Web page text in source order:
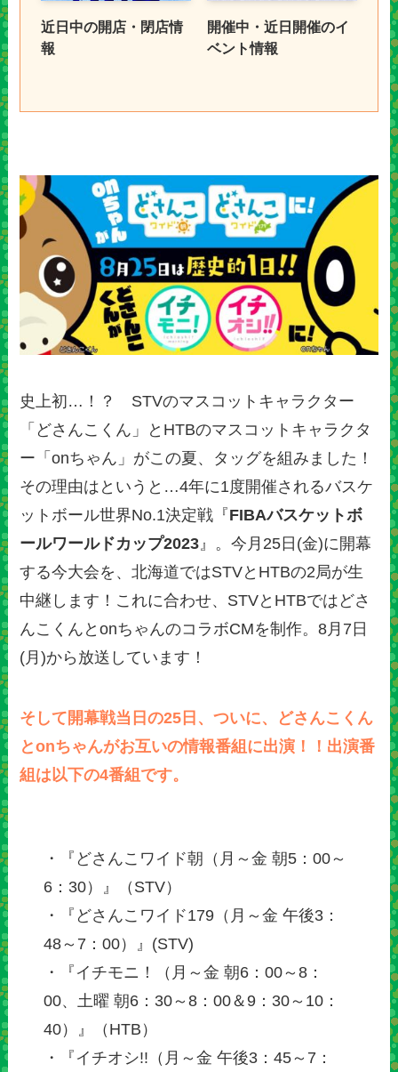
近日中の開店・閉店情
報
開催中・近日開催のイ
ベント情報
史上初…！？ STVのマスコットキャラクター
「どさんこくん」とHTBのマスコットキャラクタ
ー「onちゃん」がこの夏、タッグを組みました！
その理由はというと…4年に1度開催されるバスケ
ットボール世界No.1決定戦『FIBAバスケットボ
ールワールドカップ2023 』。今月25日(金)に開幕
する今大会を、北海道ではSTVとHTBの2局が生
中継します！これに合わせ、STVとHTBではどさ
んこくんとonちゃんのコラボCMを制作。8月7日
(月)から放送しています！
そして開幕戦当日の25日、ついに、どさんこくん
とonちゃんがお互いの情報番組に出演！！出演番
組は以下の4番組です。
・『どさんこワイド朝（月～金 朝5：00～
6：30）』（STV）
・『どさんこワイド179（月～金 午後3：
48～7：00）』(STV)
・『イチモニ！（月～金 朝6：00～8：
00、土曜 朝6：30～8：00＆9：30～10：
40）』（HTB）
・『イチオシ!!（月～金 午後3：45～7：